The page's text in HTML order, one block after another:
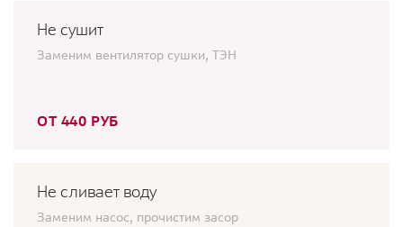
Не сушит
Заменим вентилятор сушки, ТЭН
ОТ 440 РУБ
Не сливает воду
Заменим насос, прочистим засор